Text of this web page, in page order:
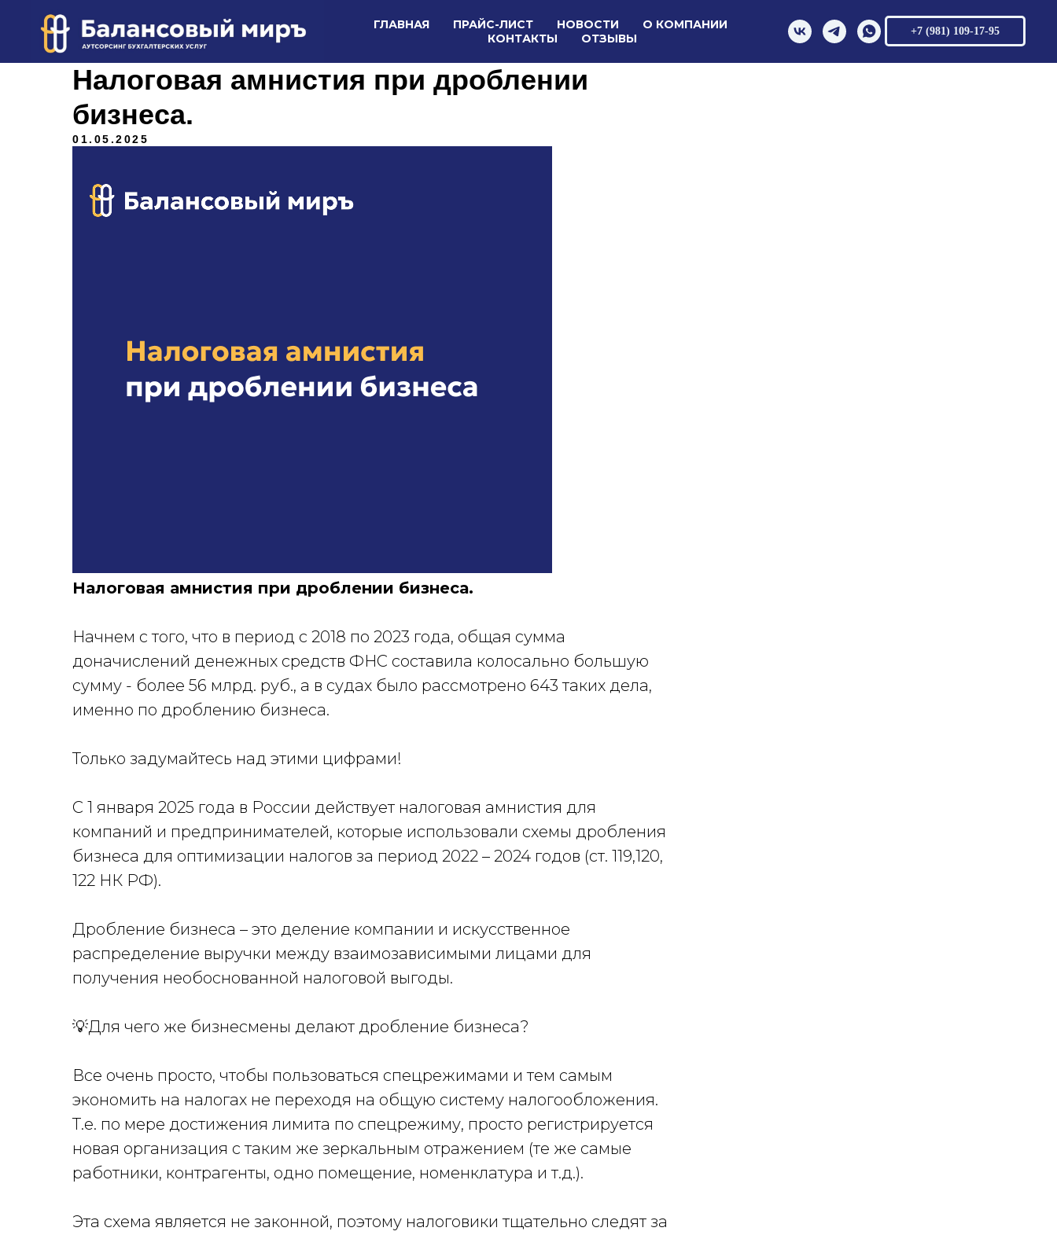
ГЛАВНАЯ ПРАЙС-ЛИСТ НОВОСТИ
О КОМПАНИИ
КОНТАКТЫ
ОТЗЫВЫ
+7 (981) 109-17-95
Налоговая амнистия при дроблении
бизнеса.
01.05.2025
Налоговая амнистия при дроблении бизнеса.
Начнем с того, что в период с 2018 по 2023 года, общая сумма
доначислений денежных средств ФНС составила колосально большую
сумму - более 56 млрд. руб., а в судах было рассмотрено 643 таких дела,
именно по дроблению бизнеса.
Только задумайтесь над этими цифрами!
С 1 января 2025 года в России действует налоговая амнистия для
компаний и предпринимателей, которые использовали схемы дробления
бизнеса для оптимизации налогов за период 2022 – 2024 годов (ст. 119,120,
122 НК РФ).
Дробление бизнеса – это деление компании и искусственное
распределение выручки между взаимозависимыми лицами для
получения необоснованной налоговой выгоды.
💡Для чего же бизнесмены делают дробление бизнеса?
Все очень просто, чтобы пользоваться спецрежимами и тем самым
экономить на налогах не переходя на общую систему налогообложения.
Т.е. по мере достижения лимита по спецрежиму, просто регистрируется
новая организация с таким же зеркальным отражением (те же самые
работники, контрагенты, одно помещение, номенклатура и т.д.).
Эта схема является не законной, поэтому налоговики тщательно следят за